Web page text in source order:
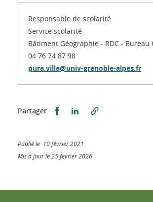
Responsable de scolarité
Service scolarité
Bâtiment Géographie - RDC - Bureau
04 76 74 87 98
pura.villa@univ-grenoble-alpes.fr
Partager Partager sur Facebook
Partager sur LinkedIn
Publié le 10 février 2021
Mis à jour le 25 février 2026